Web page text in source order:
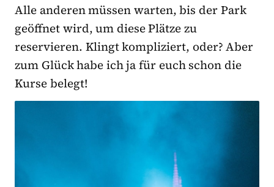
Alle anderen müssen warten, bis der Park
geöffnet wird, um diese Plätze zu
reservieren. Klingt kompliziert, oder? Aber
zum Glück habe ich ja für euch schon die
Kurse belegt!